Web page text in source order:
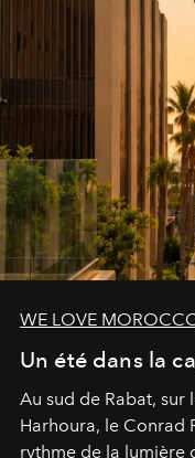
WE LOVE
Un été dans la
Au sud de Rabat, sur
Harhoura, le Conrad
rythme de la lumière